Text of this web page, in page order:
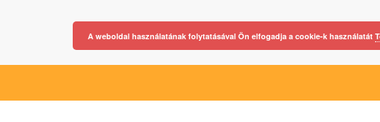
A weboldal használatának folytatásával Ön elfogadja a cookie-k használatát